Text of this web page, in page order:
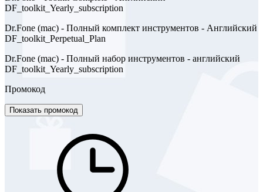
DF_toolkit_Yearly_subscription
Dr.Fone (mac) - Полный комплект инструментов - Английский
DF_toolkit_Perpetual_Plan
Dr.Fone (mac) - Полный набор инструментов - английский
DF_toolkit_Yearly_subscription
Промокод
Показать промокод